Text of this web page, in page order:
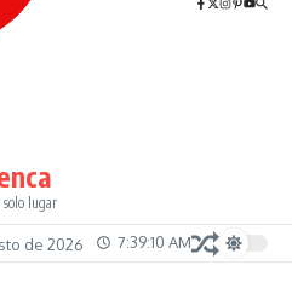
lugar
de 2026 7:39:10 AM